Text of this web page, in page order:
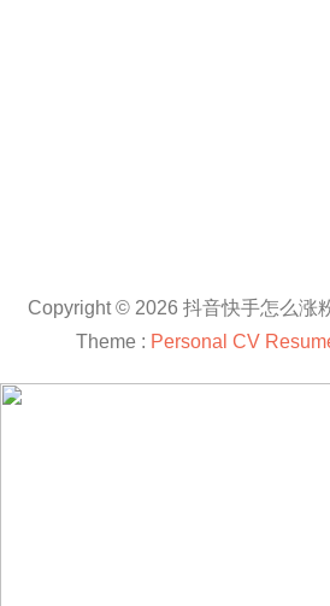
Copyright © 2026 抖音快手怎么涨
Theme : Personal CV